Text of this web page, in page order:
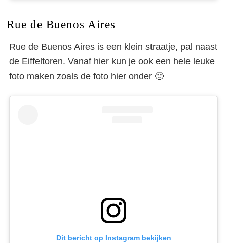
Rue de Buenos Aires
Rue de Buenos Aires is een klein straatje, pal naast
de Eiffeltoren. Vanaf hier kun je ook een hele leuke
foto maken zoals de foto hier onder 🙂
Dit bericht op Instagram bekijken